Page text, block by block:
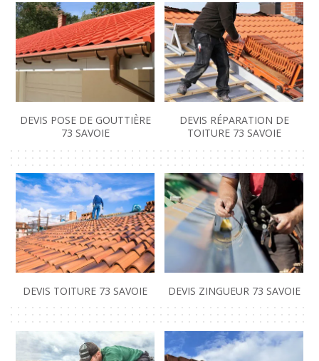
DEVIS POSE DE GOUTTIÈRE
73 SAVOIE
DEVIS RÉPARATION DE
TOITURE 73 SAVOIE
DEVIS TOITURE 73 SAVOIE DEVIS ZINGUEUR 73 SAVOIE